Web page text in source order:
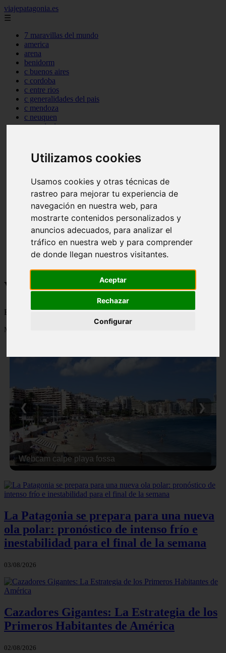
Utilizamos cookies
Usamos cookies y otras técnicas de
rastreo para mejorar tu experiencia de
navegación en nuestra web, para
mostrarte contenidos personalizados y
anuncios adecuados, para analizar el
tráfico en nuestra web y para comprender
de donde llegan nuestros visitantes.
Aceptar
Rechazar
Configurar
viajepatagonia.es
☰
7 maravillas del mundo
america
arena
benidorm
c buenos aires
c cordoba
c entre rios
c generalidades del pais
c mendoza
c neuquen
c provincias
c tierra de fuego
c tucuman
carmen
category
destinos
gijon
lanzarote
monumentos
naturaleza
san
Viajes a la Patagonia
Blog sobre la Patagonia en particular y sobre turismo en general
Mostrando 1 - 24 de 477 artículos
Webcam calpe playa fossa
❮ ❯
La Patagonia se prepara para una nueva
ola polar: pronóstico de intenso frío e
inestabilidad para el final de la semana
03/08/2026
Cazadores Gigantes: La Estrategia de los
Primeros Habitantes de América
02/08/2026